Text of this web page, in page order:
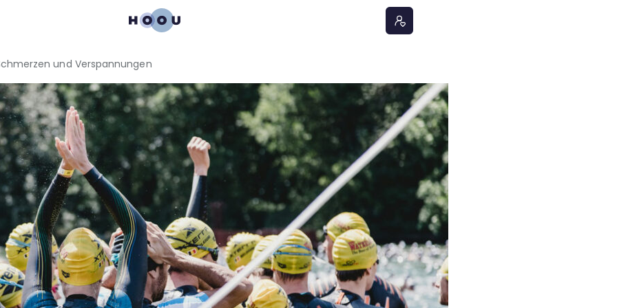
und Verspannungen